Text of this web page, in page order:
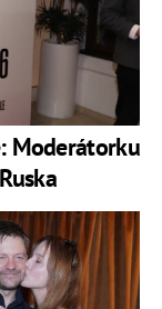
Moderátorku